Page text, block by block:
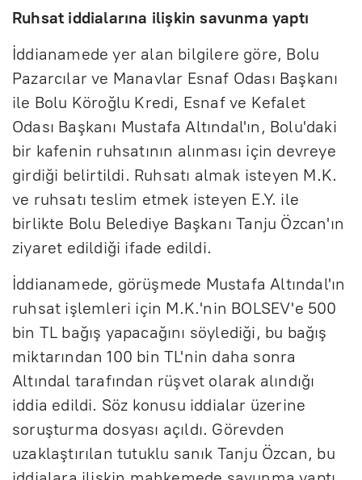
Ruhsat iddialarına ilişkin savunma yaptı
İddianamede yer alan bilgilere göre, Bolu
Pazarcılar ve Manavlar Esnaf Odası Başkanı
ile Bolu Köroğlu Kredi, Esnaf ve Kefalet
Odası Başkanı Mustafa Altındal'ın, Bolu'daki
bir kafenin ruhsatının alınması için devreye
girdiği belirtildi. Ruhsatı almak isteyen M.K.
ve ruhsatı teslim etmek isteyen E.Y. ile
birlikte Bolu Belediye Başkanı Tanju Özcan'ın
ziyaret edildiği ifade edildi.
İddianamede, görüşmede Mustafa Altındal'ın
ruhsat işlemleri için M.K.'nin BOLSEV'e 500
bin TL bağış yapacağını söylediği, bu bağış
miktarından 100 bin TL'nin daha sonra
Altındal tarafından rüşvet olarak alındığı
iddia edildi. Söz konusu iddialar üzerine
soruşturma dosyası açıldı. Görevden
uzaklaştırılan tutuklu sanık Tanju Özcan, bu